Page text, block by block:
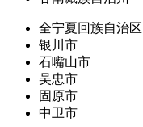
全宁夏回族自治区
银川市
石嘴山市
吴忠市
固原市
中卫市